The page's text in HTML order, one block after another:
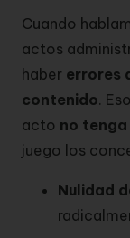
Cuando
actos
haber errores
contenido.
acto no
juego los
Nulidad